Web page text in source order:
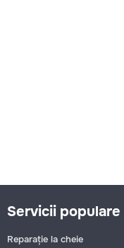
Servicii populare
Reparație la cheie